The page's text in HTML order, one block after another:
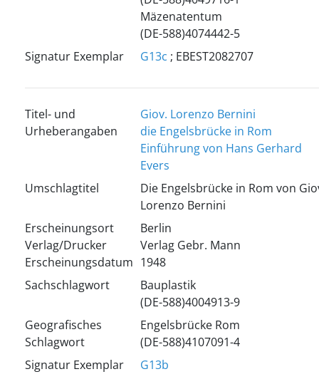
Mäzenatentum
(DE-588)4074442-5
Signatur Exemplar
G13c ; EBEST2082707
Titel- und
Urheberangaben
Giov. Lorenzo Bernini
die Engelsbrücke in Rom
Einführung von Hans Gerhard
Evers
Umschlagtitel
Die Engelsbrücke in Rom von
Lorenzo Bernini
Erscheinungsort
Verlag/Drucker
Erscheinungsdatum
Berlin
Verlag Gebr. Mann
1948
Sachschlagwort
Bauplastik
(DE-588)4004913-9
Geografisches
Schlagwort
Engelsbrücke Rom
(DE-588)4107091-4
Signatur Exemplar
G13b